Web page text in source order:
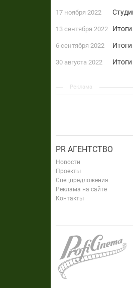
17 ноября 2022
13 сентября 2022
6 сентября 2022
30 августа 2022
Реклама
PR АГЕНТСТВО
Новости
Проекты
Спецпредложения
Реклама на сайте
Контакты